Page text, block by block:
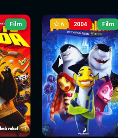
Film 2004
Sledovat
nyní
6 Film
Sledovat nyní